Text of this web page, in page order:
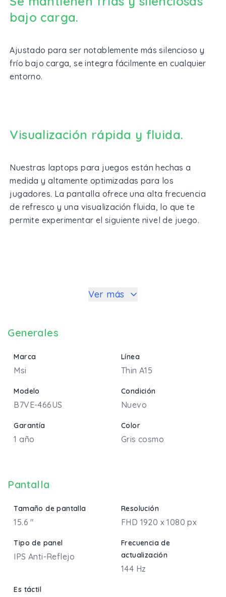
bajo carga.
Ajustado para ser notablemente más silencioso y
frío bajo carga, se integra fácilmente en cualquier
entorno.
Visualización rápida y fluida.
Nuestras laptops para juegos están hechas a
medida y altamente optimizadas para los
jugadores. La pantalla ofrece una alta frecuencia
de refresco y una visualización fluida, lo que te
permite experimentar el siguiente nivel de juego.
Ver más
Generales
Marca
Msi
Línea
Thin A15
Modelo
B7VE-466US
Condición
Nuevo
Garantía
1 año
Color
Gris cosmo
Pantalla
Tamaño de pantalla
15.6 "
Resolución
FHD 1920 x 1080 px
Tipo de panel
IPS Anti-Reflejo
Frecuencia de
actualización
144 Hz
Es táctil